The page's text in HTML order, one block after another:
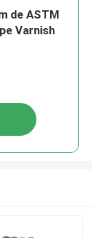
de ASTM
Varnish